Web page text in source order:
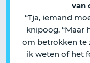
van
“Tja, iemand
knipoog. “Maar
om betrokken te
ik weten of het